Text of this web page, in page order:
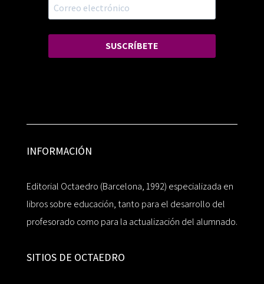
SUSCRÍBETE
INFORMACIÓN
Editorial Octaedro (Barcelona, 1992) especializada en
libros sobre educación, tanto para el desarrollo del
profesorado como para la actualización del alumnado.
SITIOS DE OCTAEDRO